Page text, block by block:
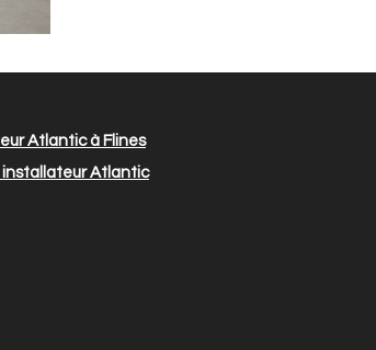
Atlantic à Flines
Atlantic